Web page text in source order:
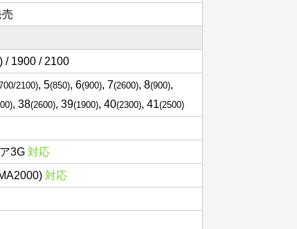
/ 1900 / 2100
2100), 5(850), 6(900), 7(2600), 8(900),
, 38(2600), 39(1900), 40(2300), 41(2500)
3G 対応
対応